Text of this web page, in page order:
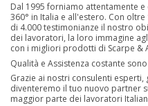
Dal 1995 forniamo attentamente
360° in Italia e all'estero. Con
di 4.000 testimonianze il nostro
dei lavoratori, la loro immagine
con i migliori prodotti di Scarpe &
Qualità e Assistenza costante
Grazie ai nostri consulenti
diventeremo il tuo nuovo partner
maggior parte dei lavoratori